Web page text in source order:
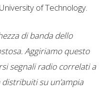
of Technology.
di banda dello
Aggiriamo questo
segnali radio correlati a
su un’ampia